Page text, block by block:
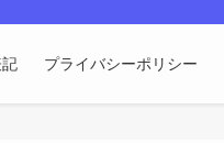
プライバシーポリシー